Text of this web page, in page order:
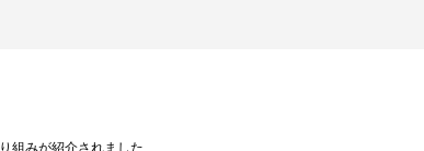
組みが紹介されました